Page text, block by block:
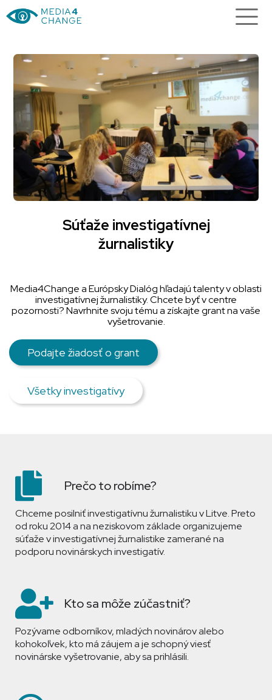
Súťaže investigatívnej
žurnalistiky
Media4Change a Európsky Dialóg hľadajú talenty v oblasti
investigatívnej žurnalistiky. Chcete byť v centre
pozornosti? Navrhnite svoju tému a získajte grant na vaše
vyšetrovanie.
Podajte žiadosť o grant
Všetky investigatívy
Prečo to robíme?
Chceme posilniť investigatívnu žurnalistiku v Litve. Preto
od roku 2014 a na neziskovom základe organizujeme
súťaže v investigatívnej žurnalistike zamerané na
podporu novinárskych investigatív.
Kto sa môže zúčastniť?
Pozývame odborníkov, mladých novinárov alebo
kohokoľvek, kto má záujem a je schopný viesť
novinárske vyšetrovanie, aby sa prihlásili.